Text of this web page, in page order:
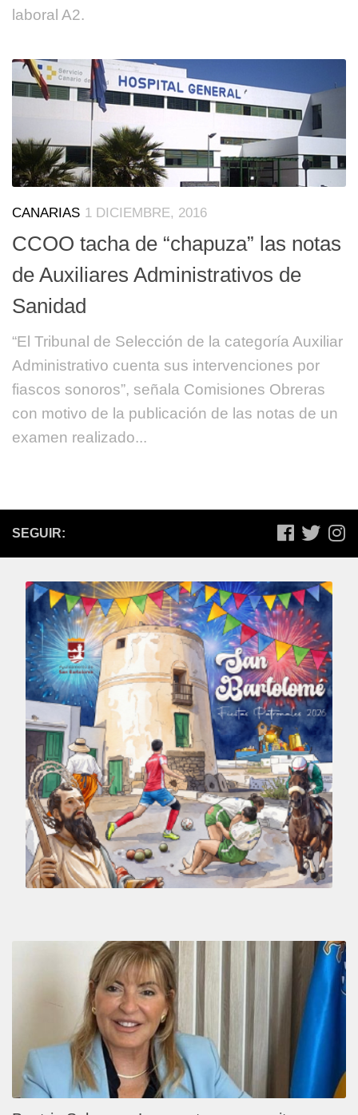
laboral A2.
CANARIAS 1 DICIEMBRE, 2016
CCOO tacha de “chapuza” las notas
de Auxiliares Administrativos de
Sanidad
“El Tribunal de Selección de la categoría Auxiliar
Administrativo cuenta sus intervenciones por
fiascos sonoros”, señala Comisiones Obreras
con motivo de la publicación de las notas de un
examen realizado...
SEGUIR: